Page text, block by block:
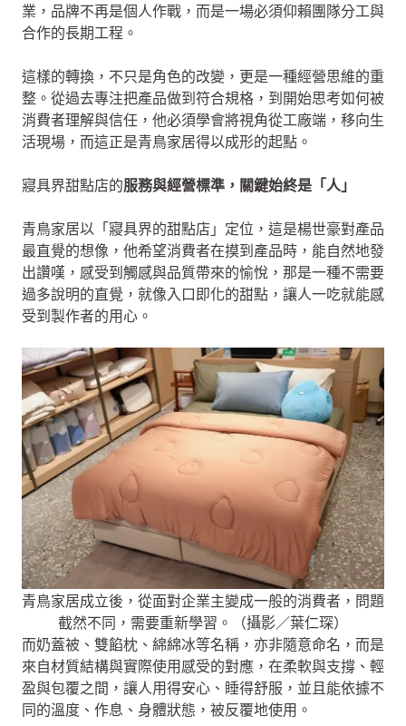
業，品牌不再是個人作戰，而是一場必須仰賴團隊分工與
合作的長期工程。
這樣的轉換，不只是角色的改變，更是一種經營思維的重
整。從過去專注把產品做到符合規格，到開始思考如何被
消費者理解與信任，他必須學會將視角從工廠端，移向生
活現場，而這正是青鳥家居得以成形的起點。
寢具界甜點店的服務與經營標準，關鍵始終是「人」
青鳥家居以「寢具界的甜點店」定位，這是楊世豪對產品
最直覺的想像，他希望消費者在摸到產品時，能自然地發
出讚嘆，感受到觸感與品質帶來的愉悅，那是一種不需要
過多說明的直覺，就像入口即化的甜點，讓人一吃就能感
受到製作者的用心。
青鳥家居成立後，從面對企業主變成一般的消費者，問題
截然不同，需要重新學習。（攝影／葉仁琛）
而奶蓋被、雙餡枕、綿綿冰等名稱，亦非隨意命名，而是
來自材質結構與實際使用感受的對應，在柔軟與支撐、輕
盈與包覆之間，讓人用得安心、睡得舒服，並且能依據不
同的溫度、作息、身體狀態，被反覆地使用。